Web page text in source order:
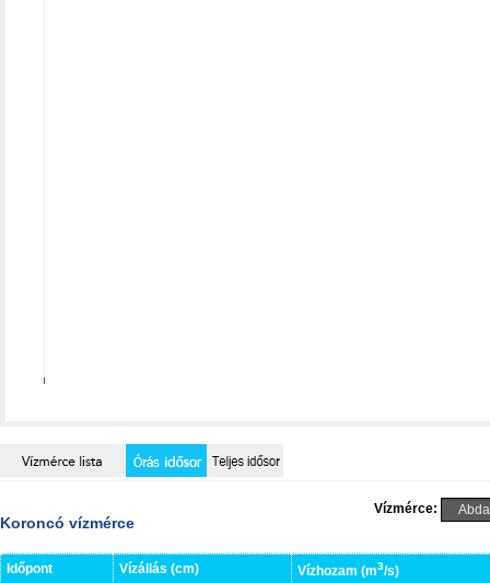
Vízmérce:
Koroncó vízmérce
Időpont Vízállás (cm) Vízhozam (m3/s)